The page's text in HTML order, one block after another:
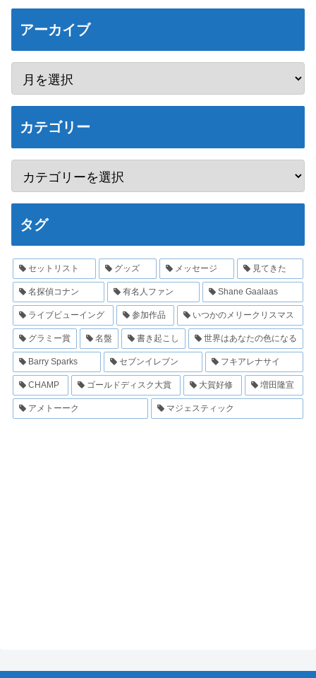
アーカイブ
カテゴリー
タグ
セットリスト グッズ メッセージ 見てきた
名探偵コナン 有名人ファン Shane Gaalaas
ライブビューイング 参加作品 いつかのメリークリスマス
グラミー賞 名盤 書き起こし 世界はあなたの色になる
Barry Sparks セブンイレブン フキアレナサイ
CHAMP ゴールドディスク大賞 大賀好修 増田隆宣
アメトーーク マジェスティック